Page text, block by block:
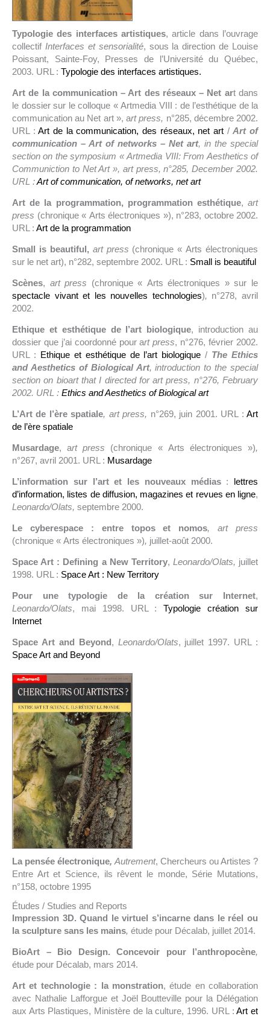
Typologie des interfaces artistiques, article dans l’ouvrage
collectif Interfaces et sensorialité, sous la direction de Louise
Poissant, Sainte-Foy, Presses de l’Université du Québec,
2003. URL : Typologie des interfaces artistiques.
Art de la communication – Art des réseaux – Net art dans
le dossier sur le colloque « Artmedia VIII : de l’esthétique de la
communication au Net art », art press, n°285, décembre 2002.
URL :Art de la communication, des réseaux, net art /Art of
communication – Art of networks – Net art, in the special
section on the symposium « Artmedia VIII: From Aesthetics of
Communiction to Net Art », art press, n°285, December 2002.
URL :Art of communication, of networks, net art
Art de la programmation, programmation esthétique, art
press (chronique « Arts électroniques »), n°283, octobre 2002.
URL : Art de la programmation
Small is beautiful, art press (chronique « Arts électroniques
sur le net art), n°282, septembre 2002. URL : Small is beautiful
Scènes, art press (chronique « Arts électroniques » sur le
spectacle vivant et les nouvelles technologies), n°278, avril
2002.
Ethique et esthétique de l’art biologique, introduction au
dossier que j’ai coordonné pour art press, n°276, février 2002.
URL : Ethique et esthétique de l’art biologique / The Ethics
and Aesthetics of Biological Art, introduction to the special
section on bioart that I directed for art press, n°276, February
2002. URL : Ethics and Aesthetics of Biological art
L’Art de l’ère spatiale, art press, n°269, juin 2001. URL :Art
de l’ère spatiale
Musardage, art press (chronique « Arts électroniques »),
n°267, avril 2001. URL : Musardage
L’information sur l’art et les nouveaux médias: lettres
d’information, listes de diffusion, magazines et revues en ligne,
Leonardo/Olats, septembre 2000.
Le cyberespace : entre topos et nomos, art press
(chronique « Arts électroniques »), juillet-août 2000.
Space Art : Defining a New Territory, Leonardo/Olats, juillet
1998. URL : Space Art : New Territory
Pour une typologie de la création sur Internet,
Leonardo/Olats, mai 1998. URL :Typologie création sur
Internet
Space Art and Beyond, Leonardo/Olats, juillet 1997. URL :
Space Art and Beyond
La pensée électronique, Autrement, Chercheurs ou Artistes ?
Entre Art et Science, ils rêvent le monde, Série Mutations,
n°158, octobre 1995
Études / Studies and Reports
Impression 3D. Quand le virtuel s’incarne dans le réel ou
la sculpture sans les mains, étude pour Décalab, juillet 2014.
BioArt – Bio Design. Concevoir pour l’anthropocène,
étude pour Décalab, mars 2014.
Art et technologie : la monstration, étude en collaboration
avec Nathalie Lafforgue et Joël Boutteville pour la Délégation
aux Arts Plastiques, Ministère de la culture, 1996. URL :Art et